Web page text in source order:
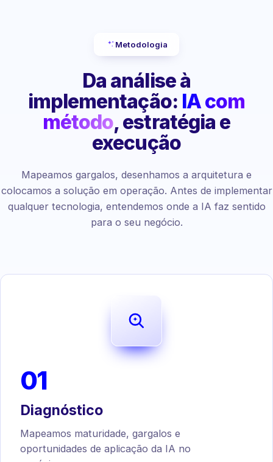
Metodologia
Da análise à
implementação: IA com
método, estratégia e
execução
Mapeamos gargalos, desenhamos a arquitetura e
colocamos a solução em operação. Antes de implementar
qualquer tecnologia, entendemos onde a IA faz sentido
para o seu negócio.
01
Diagnóstico
Mapeamos maturidade, gargalos e
oportunidades de aplicação da IA no